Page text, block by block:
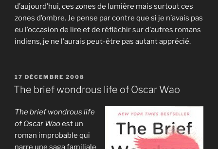
d’aujourd’hui, ces zones de lumière mais surtout ces
zones d’ombre. Je pense par contre que si je n’avais pas
eu l’occasion de lire et de réfléchir sur d’autres romans
indiens, je ne l’aurais peut-être pas autant apprécié.
PUBLIÉ
LE
17 DÉCEMBRE 2008
The brief wondrous life of Oscar Wao
The brief wondrous life
of Oscar Waoest un
roman improbable qui
narre une saga familiale